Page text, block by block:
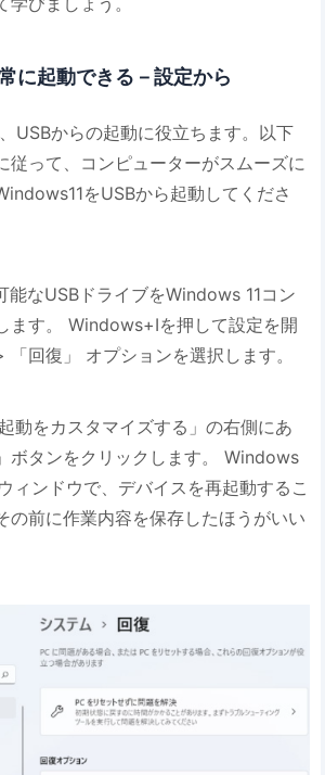
に起動できる－設定から
USBからの起動に役立ちます。以下
従って、コンピューターがスムーズに
をUSBから起動してくださ
能なUSBドライブをWindows 11コン
ます。 Windows+Iを押して設定を開
「回復」 オプションを選択します。
動をカスタマイズする」の右側にあ
ボタンをクリックします。 Windows
ィンドウで、デバイスを再起動するこ
の前に作業内容を保存したほうがいい